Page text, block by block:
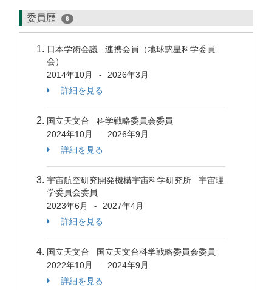
委員歴 6
日本学術会議 連携会員（地球惑星科学委員
会）
2014年10月
-
2026年3月
詳細を見る
国立天文台 科学戦略委員会委員
2024年10月
-
2026年9月
詳細を見る
宇宙航空研究開発機構宇宙科学研究所 宇宙理
学委員会委員
2023年6月
-
2027年4月
詳細を見る
国立天文台 国立天文台科学戦略委員会委員
2022年10月
-
2024年9月
詳細を見る